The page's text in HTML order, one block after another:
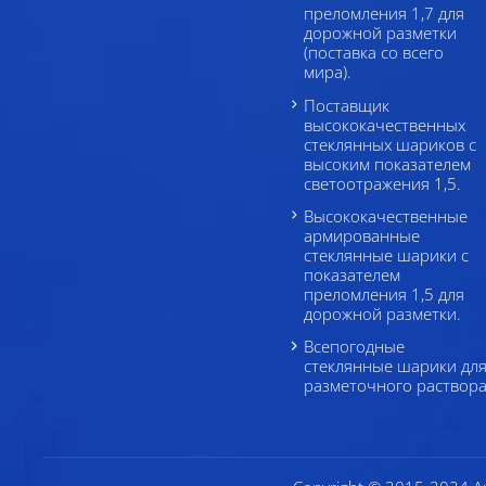
преломления 1,7 для
дорожной разметки
(поставка со всего
мира).
Поставщик
высококачественных
стеклянных шариков с
высоким показателем
светоотражения 1,5.
Высококачественные
армированные
стеклянные шарики с
показателем
преломления 1,5 для
дорожной разметки.
Всепогодные
стеклянные шарики
разметочного